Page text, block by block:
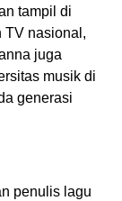
tampil di
TV nasional,
juga
musik di
generasi
penulis lagu